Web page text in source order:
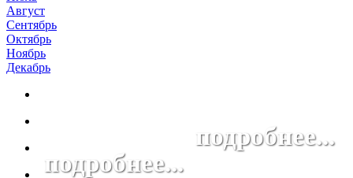
Август
Сентябрь
Октябрь
Ноябрь
Декабрь
подробнее...
подробнее...